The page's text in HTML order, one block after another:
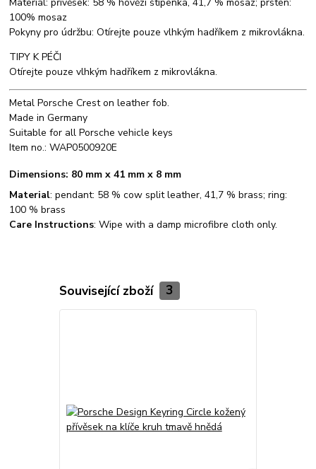
100% mosaz
Pokyny pro údržbu: Otírejte pouze vlhkým hadříkem z mikrovlákna.
TIPY K PÉČI
Otírejte pouze vlhkým hadříkem z mikrovlákna.
Metal Porsche Crest on leather fob.
Made in Germany
Suitable for all Porsche vehicle keys
Item no.: WAP0500920E
Dimensions: 80 mm x 41 mm x 8 mm
Material: pendant: 58 % cow split leather, 41,7 % brass; ring:
100 % brass
Care Instructions: Wipe with a damp microfibre cloth only.
Související zboží 3